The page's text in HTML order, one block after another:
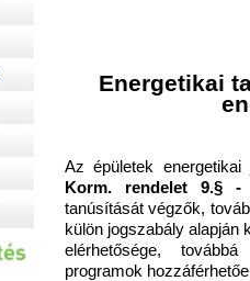
Energetikai
Az épületek
Korm. rendelet 9.§
tanúsítását végzők,
külön jogszabály alapján
elérhetősége,
programok